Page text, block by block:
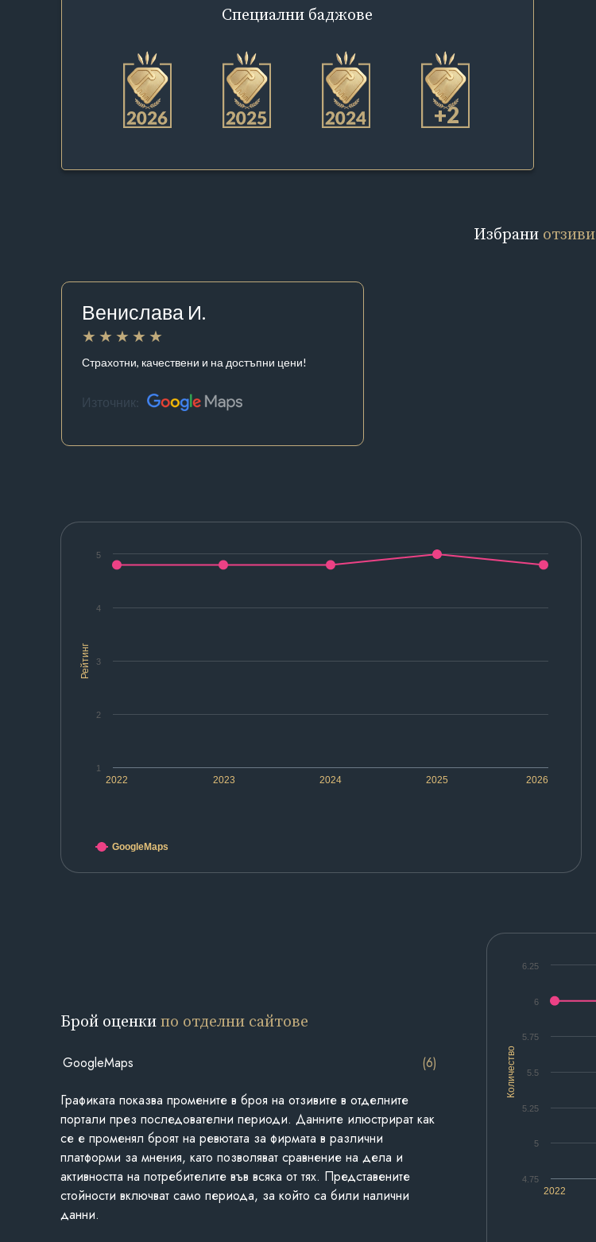
Специални баджове
+2
Избрани отзиви
Венислава И.
Страхотни, качествени и на достъпни цени!
Източник:
Рейтинг
2022 2023 2024 2025 2026
1
2
3
4
5
GoogleMaps
Количество
2022
4.75
5
5.25
5.5
5.75
6
6.25
Брой оценкипо отделни сайтове
GoogleMaps (6)
Графиката показва промените в броя на отзивите в отделните
портали през последователни периоди. Данните илюстрират как
се е променял броят на ревютата за фирмата в различни
платформи за мнения, като позволяват сравнение на дела и
активността на потребителите във всяка от тях. Представените
стойности включват само периода, за който са били налични
данни.